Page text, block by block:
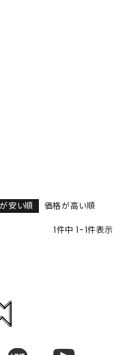
安い順 価格が高い順
1件中 1-1件表示